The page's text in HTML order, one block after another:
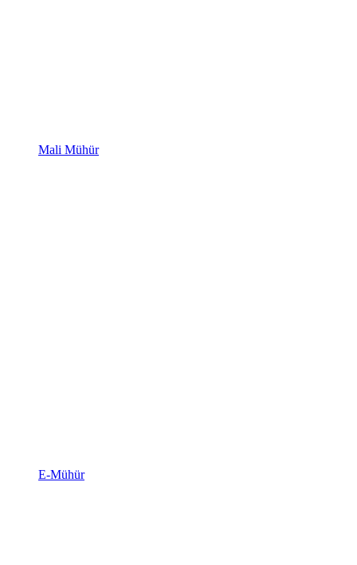
Mali Mühür
E-Mühür